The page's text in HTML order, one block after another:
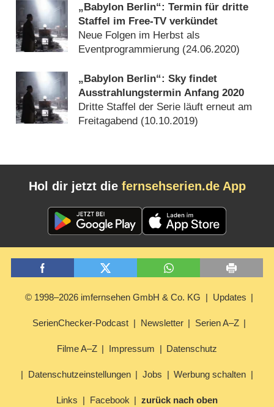
„Babylon Berlin“: Termin für dritte
Staffel im Free-TV verkündet
Neue Folgen im Herbst als
Eventprogrammierung (24.06.2020)
„Babylon Berlin“: Sky findet
Ausstrahlungstermin Anfang 2020
Dritte Staffel der Serie läuft erneut am
Freitagabend (10.10.2019)
Hol dir jetzt die fernsehserien.de App
© 1998–2026 imfernsehen GmbH & Co. KG Updates
SerienChecker-Podcast Newsletter Serien A–Z
Filme A–Z Impressum Datenschutz
Datenschutzeinstellungen Jobs Werbung schalten
Links Facebook zurück nach oben